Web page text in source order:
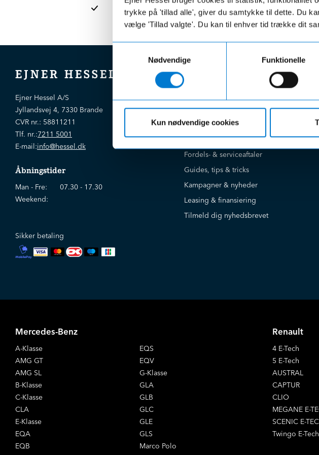
trykke på 'tillad alle', giver du samtykke til dette. Du
vælge 'Tillad valgte'. Du kan til enhver tid trække dit
Samtykkevalg
Nødvendige
Funktionelle
Kun nødvendige cookies
afdelinger uanset beløbet på din
EJNER HESSEL
Ejner Hessel A/S
Jyllandsvej 4, 7330 Brande
CVR nr.: 58811211
Tlf. nr.:7211 5001
E-mail:info@hessel.dk
Åbningstider
Man - Fre:
07.30 - 17.30
Weekend:
Sikker betaling
Bliv klogere på
Brugte biler
Nye biler
Fordels- & serviceaftaler
Guides, tips & tricks
Kampagner & nyheder
Leasing & finansiering
Tilmeld dig nyhedsbrevet
Mercedes-Benz
A-Klasse
AMG GT
AMG SL
B-Klasse
C-Klasse
CLA
E-Klasse
EQA
EQB
EQS
EQV
G-Klasse
GLA
GLB
GLC
GLE
GLS
Marco Polo
Renault
4 E-Tech
5 E-Tech
AUSTRAL
CAPTUR
CLIO
MEGANE E-
SCENIC E-
Twingo E-Tech